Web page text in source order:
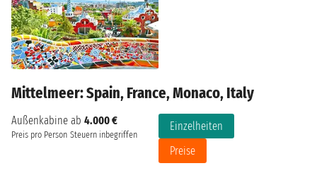
Mittelmeer: Spain, France, Monaco, Italy
Außenkabine ab 4.000 €
Preis pro Person Steuern inbegriffen
Einzelheiten
Preise